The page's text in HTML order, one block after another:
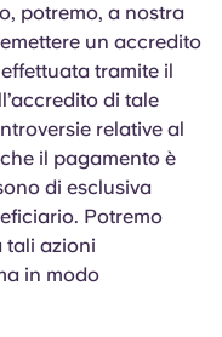
potremo, a nostra
un accredito
tramite il
di tale
relative al
il pagamento è
di esclusiva
Potremo
tali azioni
in modo